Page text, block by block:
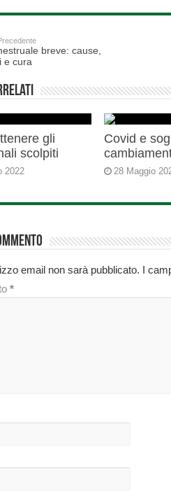
breve: cause,
e cura
gli
scolpiti
2022
Covid e
28 Maggio
email non sarà pubblicato. I
*